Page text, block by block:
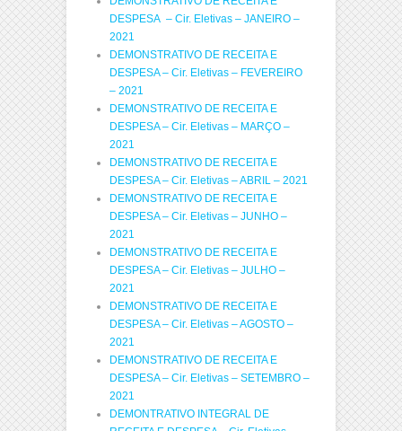
DESPESA – Cir. Eletivas – JANEIRO –
2021
DEMONSTRATIVO DE RECEITA E
DESPESA – Cir. Eletivas – FEVEREIRO
– 2021
DEMONSTRATIVO DE RECEITA E
DESPESA – Cir. Eletivas – MARÇO –
2021
DEMONSTRATIVO DE RECEITA E
DESPESA – Cir. Eletivas – ABRIL – 2021
DEMONSTRATIVO DE RECEITA E
DESPESA – Cir. Eletivas – JUNHO –
2021
DEMONSTRATIVO DE RECEITA E
DESPESA – Cir. Eletivas – JULHO –
2021
DEMONSTRATIVO DE RECEITA E
DESPESA – Cir. Eletivas – AGOSTO –
2021
DEMONSTRATIVO DE RECEITA E
DESPESA – Cir. Eletivas – SETEMBRO –
2021
DEMONTRATIVO INTEGRAL DE